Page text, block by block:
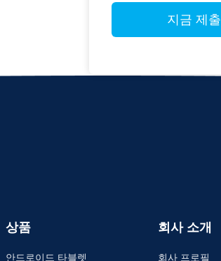
지금 제출
상품
안드로이드 타블렛
회사 소개
회사 프로필